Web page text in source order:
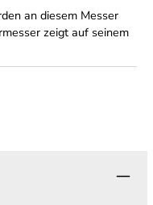
an diesem Messer
zeigt auf seinem